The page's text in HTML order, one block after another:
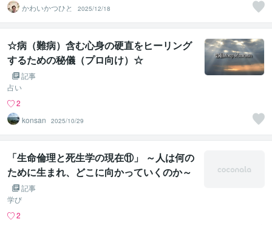
かわいかつひと 2025/12/18
☆病（難病）含む心身の硬直をヒーリング
するための秘儀（プロ向け）☆
記事
占い
2
konsan
2025/10/29
「生命倫理と死生学の現在⑪」 ～人は何の
ために生まれ、どこに向かっていくのか～
記事
学び
2